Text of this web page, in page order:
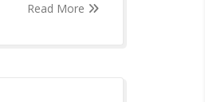
Read More